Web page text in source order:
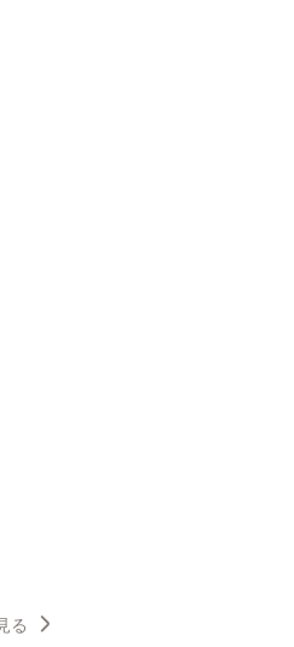
る